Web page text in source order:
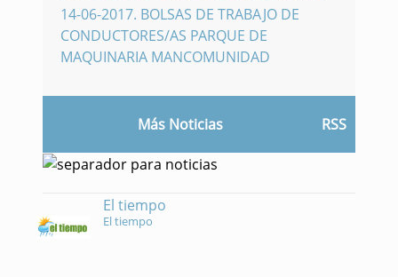
14-06-2017. BOLSAS DE TRABAJO DE
CONDUCTORES/AS PARQUE DE
MAQUINARIA MANCOMUNIDAD
Más Noticias RSS
El tiempo
El tiempo